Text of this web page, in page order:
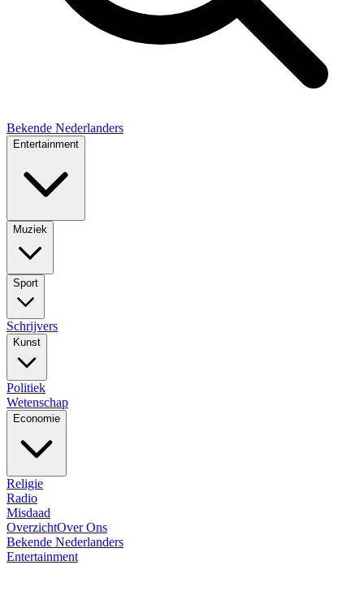
Bekende Nederlanders
Entertainment
Muziek
Sport
Schrijvers
Kunst
Politiek
Wetenschap
Economie
Religie
Radio
Misdaad
OverzichtOver Ons
Bekende Nederlanders
Entertainment